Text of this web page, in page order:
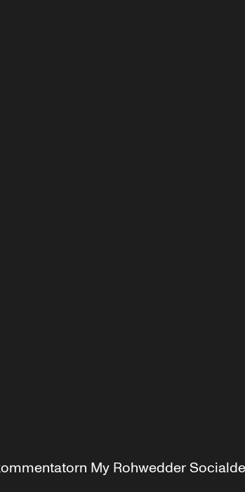
My Rohwedder